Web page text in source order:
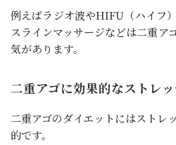
例えばラジオ波やHIFU（ハイフ
スラインマッサージなどは二重ア
気があります。
二重アゴに効果的なストレ
二重アゴのダイエットにはストレ
的です。